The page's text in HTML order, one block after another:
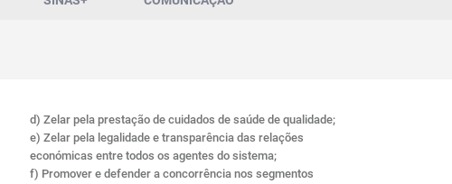
d) Zelar pela prestação de cuidados de saúde de qualidade;
e) Zelar pela legalidade e transparência das relações
económicas entre todos os agentes do sistema;
f) Promover e defender a concorrência nos segmentos